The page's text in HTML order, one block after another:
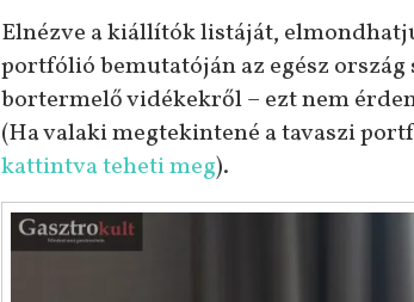
Elnézve a kiállítók listáját,
portfólió bemutatóján az egész
bortermelő vidékekről – ezt nem
(Ha valaki megtekintené a tavaszi
kattintva teheti meg).